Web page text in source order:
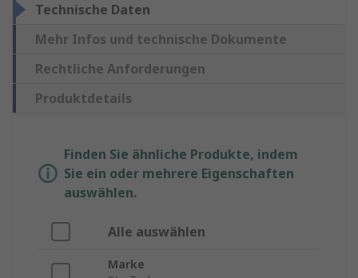
Technische Daten
Mehr Infos und technische Dokumente
Rechtliche Anforderungen
Produktdetails
Finden Sie ähnliche Produkte, indem
Sie ein oder mehrere Eigenschaften
auswählen.
Alle auswählen
Marke